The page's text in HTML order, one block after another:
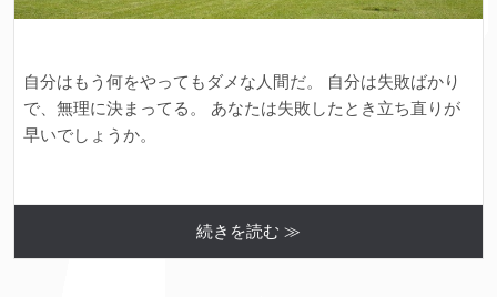
自分はもう何をやってもダメな人間だ。 自分は失敗ばかり
で、無理に決まってる。 あなたは失敗したとき立ち直りが
早いでしょうか。
続きを読む ≫